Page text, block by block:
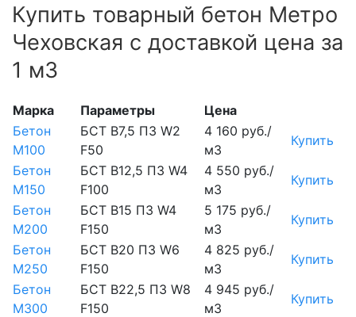
Купить товарный бетон Метро
Чеховская с доставкой цена за
1 м3
Марка Параметры
Цена
Бетон
М100
БСТ В7,5 П3 W2
F50
4 160 руб./
м3
Купить
Бетон
М150
БСТ В12,5 П3 W4
F100
4 550 руб./
м3
Купить
Бетон
М200
БСТ В15 П3 W4
F150
5 175 руб./
м3
Купить
Бетон
М250
БСТ В20 П3 W6
F150
4 825 руб./
м3
Купить
Бетон
М300
БСТ В22,5 П3 W8
F150
4 945 руб./
м3
Купить